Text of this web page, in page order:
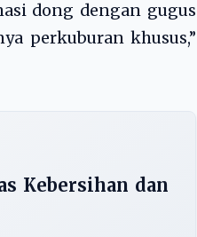
dong dengan gugus
perkuburan khusus,”
Kebersihan dan